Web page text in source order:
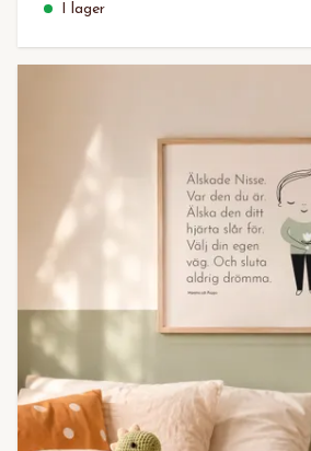
I lager